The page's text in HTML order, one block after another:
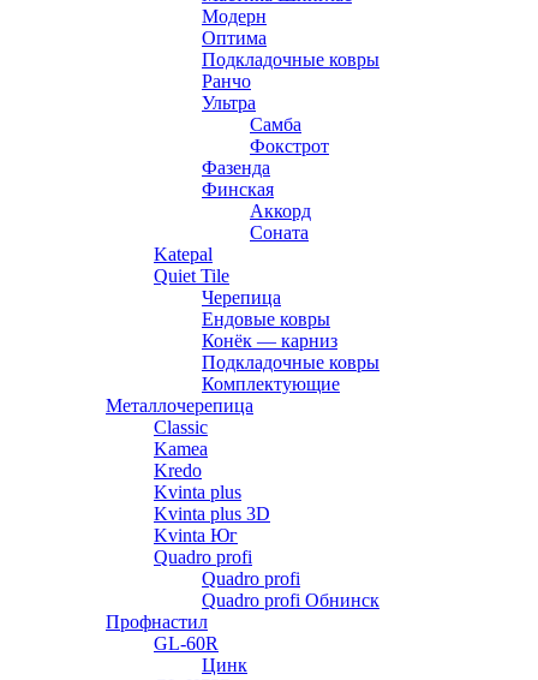
Модерн
Оптима
Подкладочные ковры
Ранчо
Ультра
Самба
Фокстрот
Фазенда
Финская
Аккорд
Соната
Katepal
Quiet Tile
Черепица
Ендовые ковры
Конёк — карниз
Подкладочные ковры
Комплектующие
Металлочерепица
Classic
Kamea
Kredo
Kvinta plus
Kvinta plus 3D
Kvinta Юг
Quadro profi
Quadro profi
Quadro profi Обнинск
Профнастил
GL-60R
Цинк